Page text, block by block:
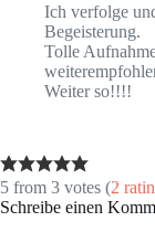
Ich verfolge
Begeisterung.
Tolle
Weiter so!!!!
5 from 3 votes (2
Schreibe einen